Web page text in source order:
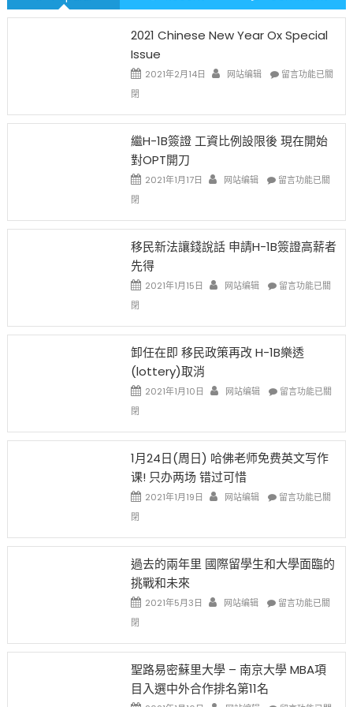
2021 Chinese New Year Ox Special
Issue
2021年2月14日 网站编辑
在
New
Ox
Issue〉
留言功能已關
閉
繼H-1B簽證 工資比例設限後 現在開始
對OPT開刀
2021年1月17日 网站编辑
在
1B
證
資
設
後
在
對
開
中
留言功能已關
閉
移民新法讓錢說話 申請H-1B簽證高薪者
先得
2021年1月15日 网站编辑
在
新
讓
說
請
1B
證
者
得〉
留言功能已關
閉
卸任在即 移民政策再改 H-1B樂透
(lottery)取消
2021年1月10日 网站编辑
在
在
移
政
改
1B
透
消〉
留言功能已關
閉
1月24日(周日) 哈佛老师免费英文写作
课! 只办两场 错过可惜
2021年1月19日 网站编辑
在
24
(周
哈
师
费
文
留言功能已關
閉
過去的兩年里 國際留學生和大學面臨的
挑戰和未來
2021年5月3日 网站编辑
在
的
年
國
留言功能已關
閉
聖路易密蘇里大學 – 南京大學 MBA項
目入選中外合作排名第11名
在